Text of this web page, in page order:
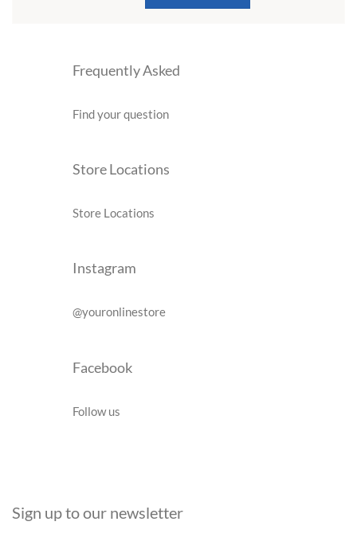
Frequently Asked
Find your question
Store Locations
Store Locations
Instagram
@youronlinestore
Facebook
Follow us
Sign up to our newsletter